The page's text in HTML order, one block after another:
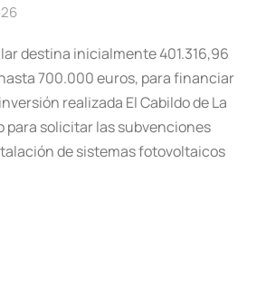
destina inicialmente 401.316,96
700.000 euros, para financiar
realizada El Cabildo de La
para solicitar las subvenciones
de sistemas fotovoltaicos